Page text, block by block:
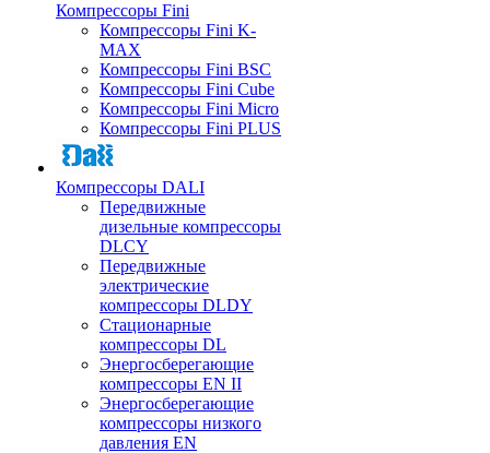
Компрессоры Fini
Компрессоры Fini K-
MAX
Компрессоры Fini BSC
Компрессоры Fini Cube
Компрессоры Fini Micro
Компрессоры Fini PLUS
Компрессоры DALI
Передвижные
дизельные компрессоры
DLCY
Передвижные
электрические
компрессоры DLDY
Стационарные
компрессоры DL
Энергосберегающие
компрессоры EN II
Энергосберегающие
компрессоры низкого
давления EN